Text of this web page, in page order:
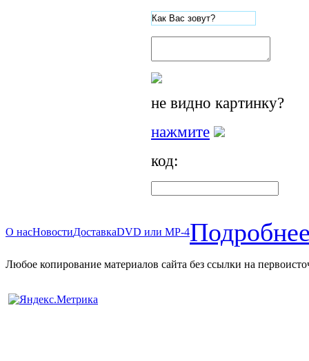
не видно картинку?
нажмите
код:
О насНовостиДоставкаDVD или MP-4
Любое копирование материалов сайта без ссылки на